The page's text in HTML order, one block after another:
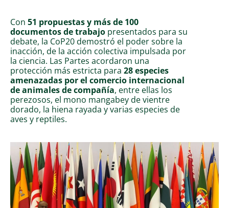
Con 51 propuestas y más de 100
documentos de trabajo presentados para su
debate, la CoP20 demostró el poder sobre la
inacción, de la acción colectiva impulsada por
la ciencia. Las Partes acordaron una
protección más estricta para 28 especies
amenazadas por el comercio internacional
de animales de compañía, entre ellas los
perezosos, el mono mangabey de vientre
dorado, la hiena rayada y varias especies de
aves y reptiles.